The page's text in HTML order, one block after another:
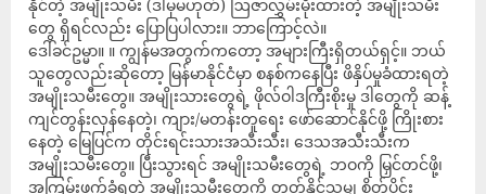
နိုင်တဲ့ အမျိုးသမီး (ဒါမှမဟုတ်) ဩဇာလွှမ်းမိုးထားတဲ့ အမျိုးသမီး
တွေ ရှိရင်လည်း ပြောပြပါလား။ ဘာကြောင့်လဲ။
ဒေါ်ခင်ဥမ္မာ။ ။ ကျွန်မအတွက်ကတော့ အများကြီးရှိတယ်ရှင့်။ ဘယ်
သူတွေလည်းဆိုတော့ မြန်မာနိုင်ငံမှာ စနစ်ကနေပြီး ဖိနှိပ်မှုခံထားရတဲ့
အမျိုးသမီးတွေ။ အမျိုးသားတွေရဲ့ ဖိုလ်ဝါဒကြီးစိုးမှု ဒါတွေကို ဆန့်
ကျင်တွန်းလှန်နေတဲ့၊ ကျား/မတန်းတူရေး ဖော်ဆောင်နိုင်ဖို့ ကြိုးစား
နေတဲ့ မြေပြင်က တိုင်းရင်းသားအသီးသီး၊ ဒေသအသီးသီးက
အမျိုးသမီးတွေ။ ပြီးသွားရင် အမျိုးသမီးတွေရဲ့ ဘဝကို မြှင်တင်ဖို့၊
အကြမ်းဖက်ခံရတဲ့ အမျိုးသမီးတွေကို တတ်နိုင်သမျှ စိတ်ပိုင်း